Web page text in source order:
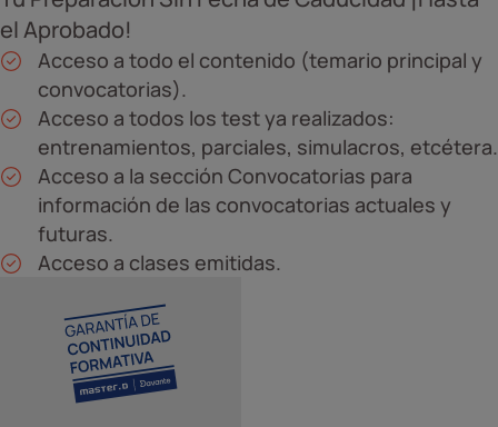
el Aprobado!
Acceso a todo el contenido (temario principal y
convocatorias).
Acceso a todos los test ya realizados:
entrenamientos, parciales, simulacros, etcétera.
Acceso a la sección Convocatorias para
información de las convocatorias actuales y
futuras.
Acceso a clases emitidas.